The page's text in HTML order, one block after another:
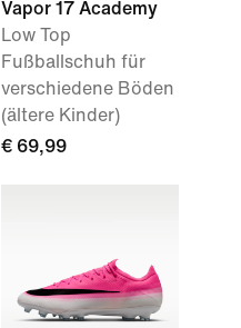
Vapor 17 Academy
Low Top
Fußballschuh für
verschiedene Böden
(ältere Kinder)
€ 69,99